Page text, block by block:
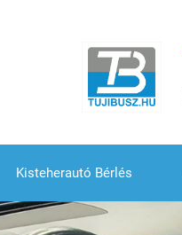
Kisteherautó Bérlés